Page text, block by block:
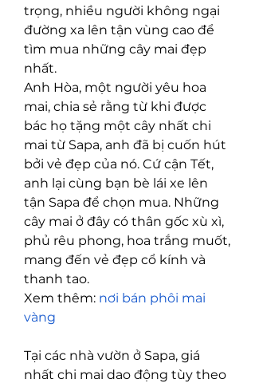
trọng, nhiều người không ngại
đường xa lên tận vùng cao để
tìm mua những cây mai đẹp
nhất.
Anh Hòa, một người yêu hoa
mai, chia sẻ rằng từ khi được
bác họ tặng một cây nhất chi
mai từ Sapa, anh đã bị cuốn hút
bởi vẻ đẹp của nó. Cứ cận Tết,
anh lại cùng bạn bè lái xe lên
tận Sapa để chọn mua. Những
cây mai ở đây có thân gốc xù xì,
phủ rêu phong, hoa trắng muốt,
mang đến vẻ đẹp cổ kính và
thanh tao.
Xem thêm: nơi bán phôi mai
vàng
Tại các nhà vườn ở Sapa, giá
nhất chi mai dao động tùy theo